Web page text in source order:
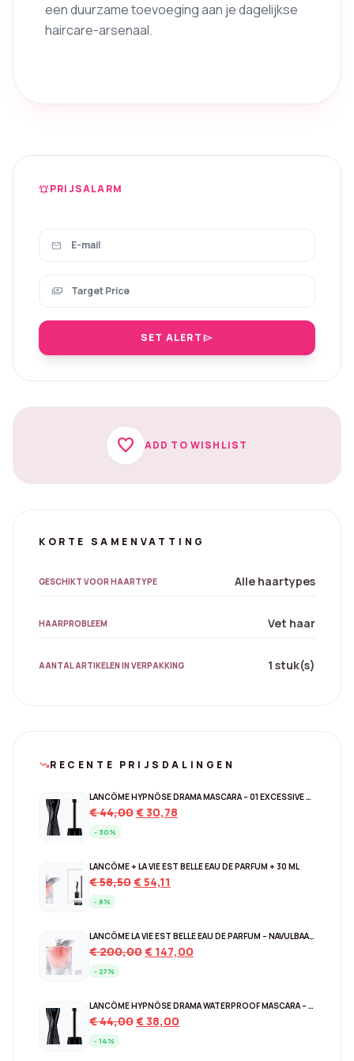
een duurzame toevoeging aan je dagelijkse
haircare-arsenaal.
notifications_activePRIJSALARM
mail
payments
SET ALERTsend
favorite ADD TO WISHLIST
KORTE SAMENVATTING
GESCHIKT VOOR HAARTYPE Alle haartypes
HAARPROBLEEM Vet haar
AANTAL ARTIKELEN IN VERPAKKING 1 stuk(s)
trending_downRECENTE PRIJSDALINGEN
LANCÔME HYPNÔSE DRAMA MASCARA – 01 EXCESSIVE BLACK
€44,00Original
€30,78
- 30%
LANCÔME + LA VIE EST BELLE EAU DE PARFUM + 30 ML
€58,50Original
€54,11
- 8%
LANCÔME LA VIE EST BELLE EAU DE PARFUM – NAVULBAAR 150 ML
€200,00Original
€ 200,00.
€ 147,00
- 27%
LANCÔME HYPNÔSE DRAMA WATERPROOF MASCARA – EXCESSIVE BLACK
€44,00Original
€38,00
- 14%